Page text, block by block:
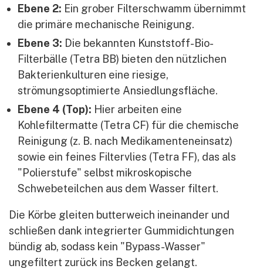
Ebene 2: Ein grober Filterschwamm übernimmt
die primäre mechanische Reinigung.
Ebene 3: Die bekannten Kunststoff-Bio-
Filterbälle (Tetra BB) bieten den nützlichen
Bakterienkulturen eine riesige,
strömungsoptimierte Ansiedlungsfläche.
Ebene 4 (Top): Hier arbeiten eine
Kohlefiltermatte (Tetra CF) für die chemische
Reinigung (z. B. nach Medikamenteneinsatz)
sowie ein feines Filtervlies (Tetra FF), das als
"Polierstufe" selbst mikroskopische
Schwebeteilchen aus dem Wasser filtert.
Die Körbe gleiten butterweich ineinander und
schließen dank integrierter Gummidichtungen
bündig ab, sodass kein "Bypass-Wasser"
ungefiltert zurück ins Becken gelangt.